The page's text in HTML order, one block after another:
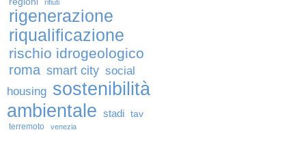
rifiuti
rigenerazione
riqualificazione
rischio idrogeologico
roma smart city social
housing sostenibilità
ambientale stadi tav
terremoto venezia